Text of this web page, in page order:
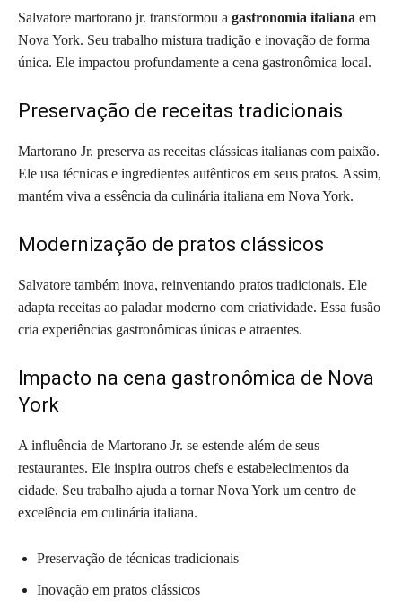
Salvatore martorano jr. transformou a gastronomia italiana em
Nova York. Seu trabalho mistura tradição e inovação de forma
única. Ele impactou profundamente a cena gastronômica local.
Preservação de receitas tradicionais
Martorano Jr. preserva as receitas clássicas italianas com paixão.
Ele usa técnicas e ingredientes autênticos em seus pratos. Assim,
mantém viva a essência da culinária italiana em Nova York.
Modernização de pratos clássicos
Salvatore também inova, reinventando pratos tradicionais. Ele
adapta receitas ao paladar moderno com criatividade. Essa fusão
cria experiências gastronômicas únicas e atraentes.
Impacto na cena gastronômica de Nova
York
A influência de Martorano Jr. se estende além de seus
restaurantes. Ele inspira outros chefs e estabelecimentos da
cidade. Seu trabalho ajuda a tornar Nova York um centro de
excelência em culinária italiana.
Preservação de técnicas tradicionais
Inovação em pratos clássicos